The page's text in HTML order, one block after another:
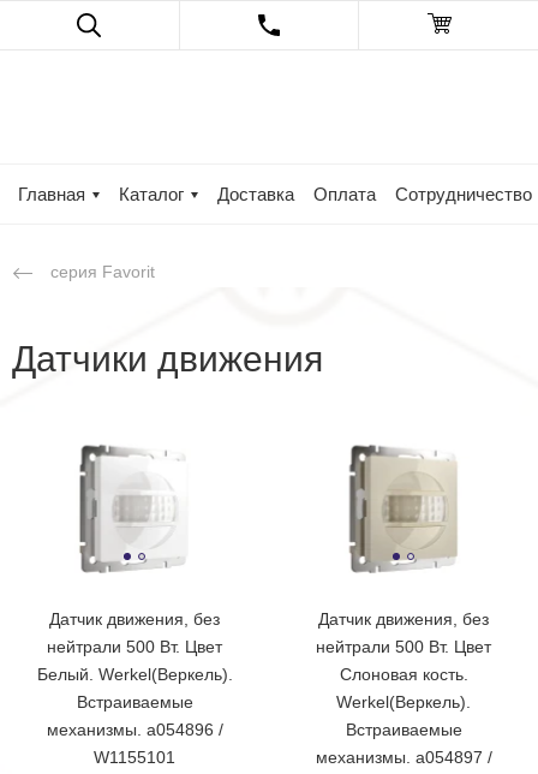
Главная Каталог Доставка Оплата Сотрудничество
серия Favorit
Датчики движения
Датчик движения, без
нейтрали 500 Вт. Цвет
Белый. Werkel(Веркель).
Встраиваемые
механизмы. a054896 /
W1155101
Датчик движения, без
нейтрали 500 Вт. Цвет
Слоновая кость.
Werkel(Веркель).
Встраиваемые
механизмы. a054897 /